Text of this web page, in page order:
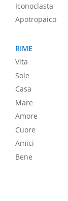
Iconoclasta
Apotropaico
RIME
Vita
Sole
Casa
Mare
Amore
Cuore
Amici
Bene